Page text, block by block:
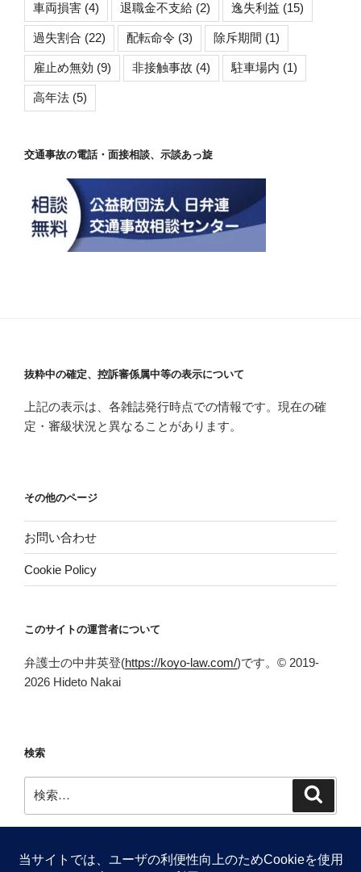
車両損害 (4) 退職金不支給 (2) 逸失利益 (15)
過失割合 (22) 配転命令 (3) 除斥期間 (1)
雇止め無効 (9) 非接触事故 (4) 駐車場内 (1)
高年法 (5)
交通事故の電話・面接相談、示談あっ旋
抜粋中の確定、控訴審係属中等の表示について
上記の表示は、各雑誌発行時点での情報です。現在の確
定・審級状況と異なることがあります。
その他のページ
お問い合わせ
Cookie Policy
このサイトの運営者について
弁護士の中井英登(https://koyo-law.com/)です。© 2019-
2026 Hideto Nakai
検索
索: